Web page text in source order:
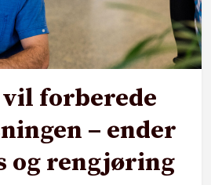
forberede
– ender
og rengjøring